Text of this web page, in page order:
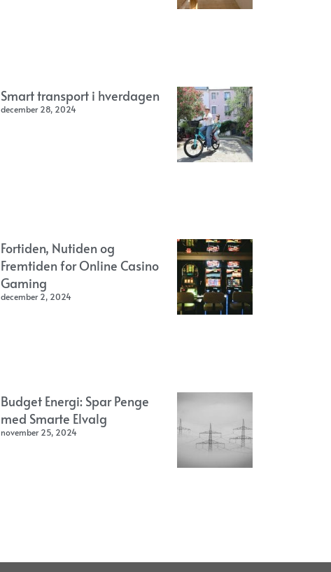
Smart transport i hverdagen
december 28, 2024
Fortiden, Nutiden og
Fremtiden for Online Casino
Gaming
december 2, 2024
Budget Energi: Spar Penge
med Smarte Elvalg
november 25, 2024